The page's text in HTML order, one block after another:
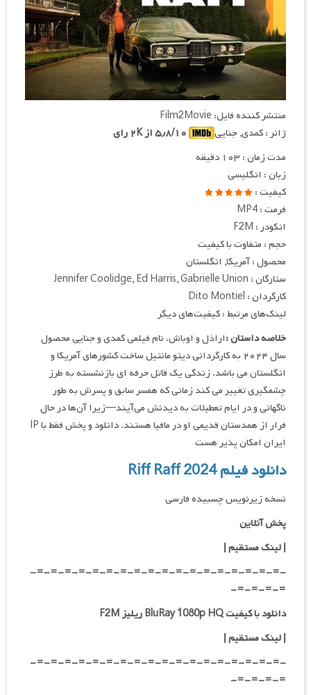
منتشر کننده فایل: Film2Movie
ژانر : کمدی, جنایی
مدت زمان : ۱۰۳ دقیقه
زبان : انگلیسی
کیفیت :
فرمت : MP4
انکودر : F2M
حجم : متفاوت با کیفیت
محصول : آمریکا, انگلستان
ستارگان : Jennifer Coolidge, Ed Harris, Gabrielle Union
کارگردان : Dito Montiel
لینک‌های مرتبط : کیفیت‌های دیگر
خلاصه داستان :اراذل و اوباش، نام فیلمی کمدی و جنایی محصول
سال ۲۰۲۴ به کارگردانی دیتو مانتیل ساخت کشورهای آمریکا و
انگلستان می باشد. زندگی یک قاتل حرفه‌ ای بازنشسته به طرز
چشمگیری تغییر می‌ کند زمانی که همسر سابق و پسرش به طور
ناگهانی و در ایام تعطیلات به دیدنش می‌آیند—زیرا آن‌ها در حال
فرار از همدستان قدیمی او در مافیا هستند. دانلود و پخش فقط با IP
ایران امکان پذیر هست
دانلود فیلم Riff Raff 2024
نسخه زیرنویس چسبیده فارسی
پخش آنلاین
| لینک مستقیم|
-=-=-=-=-=-=-=-=-=-=-=-=-=-=-=-=-=-=-
=-=-=-=-
دانلود با کیفیت BluRay 1080p HQ ریلیز F2M
|لینک مستقیم|
-=-=-=-=-=-=-=-=-=-=-=-=-=-=-=-=-=-=-
=-=-=-=-